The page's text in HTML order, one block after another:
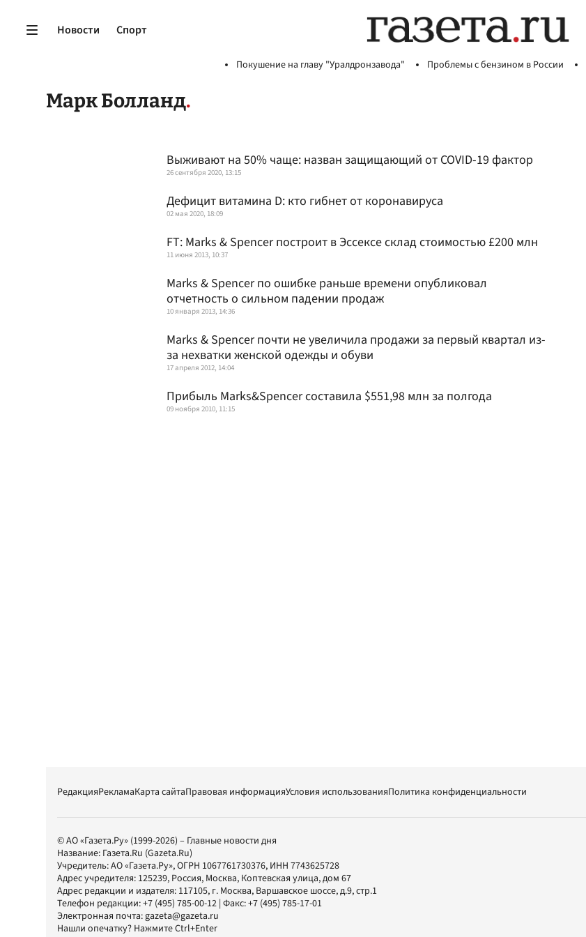
Новости Спорт
Покушение на главу "Уралдронзавода" Проблемы с бензином в России
Марк Болланд
Выживают на 50% чаще: назван защищающий от COVID-19 фактор
26 сентября 2020, 13:15
Дефицит витамина D: кто гибнет от коронавируса
02 мая 2020, 18:09
FT: Marks & Spencer построит в Эссексе склад стоимостью £200 млн
11 июня 2013, 10:37
Marks & Spencer по ошибке раньше времени опубликовал
отчетность о сильном падении продаж
10 января 2013, 14:36
Marks & Spencer почти не увеличила продажи за первый квартал из-
за нехватки женской одежды и обуви
17 апреля 2012, 14:04
Прибыль Marks&Spencer составила $551,98 млн за полгода
09 ноября 2010, 11:15
РедакцияРекламаКарта сайтаПравовая информацияУсловия использованияПолитика конфиденциальности
© АО «Газета.Ру» (1999-2026) – Главные новости дня
Название: Газета.Ru (Gazeta.Ru)
Учредитель:АО «Газета.Ру», ОГРН 1067761730376, ИНН 7743625728
Адрес учредителя: 125239, Россия, Москва, Коптевская улица, дом 67
Адрес редакции и издателя: 117105, г. Москва, Варшавское шоссе, д.9, стр.1
Телефон редакции:+7 (495) 785-00-12 | Факс:+7 (495) 785-17-01
Электронная почта:gazeta@gazeta.ru
Нашли опечатку? Нажмите Ctrl+Enter